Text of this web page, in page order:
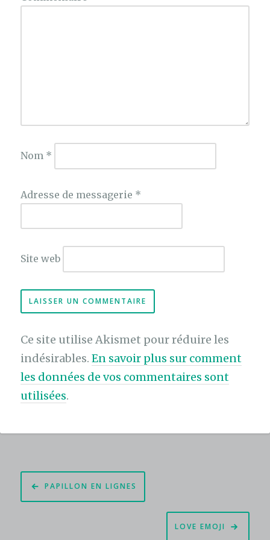
Nom *
Adresse de messagerie *
Site web
Ce site utilise Akismet pour réduire les
indésirables.En savoir plus sur comment
les données de vos commentaires sont
utilisées.
Navigation
de
PAPILLON EN LIGNES
LOVE EMOJI